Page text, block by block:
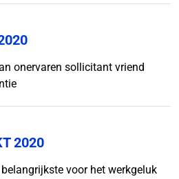
onervaren sollicitant vriend
2020
voor het werkgeluk